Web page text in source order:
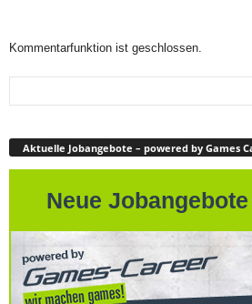
Kommentarfunktion ist geschlossen.
Aktuelle Jobangebote – powered by Games